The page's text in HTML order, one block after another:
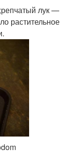
лук —
растительное